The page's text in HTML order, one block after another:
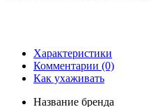
Характеристики
Комментарии (0)
Как ухаживать
Название бренда